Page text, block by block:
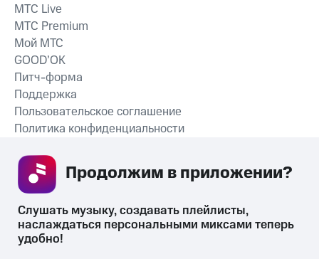
СКАЧАТЬ ПРИЛОЖЕНИЕ
MTС Live
MTС Premium
Мой МТС
GOOD’OK
Питч-форма
Поддержка
Пользовательское соглашение
Политика конфиденциальности
Слушать музыку, создавать плейлисты,
наслаждаться персональными миксами теперь
удобно!